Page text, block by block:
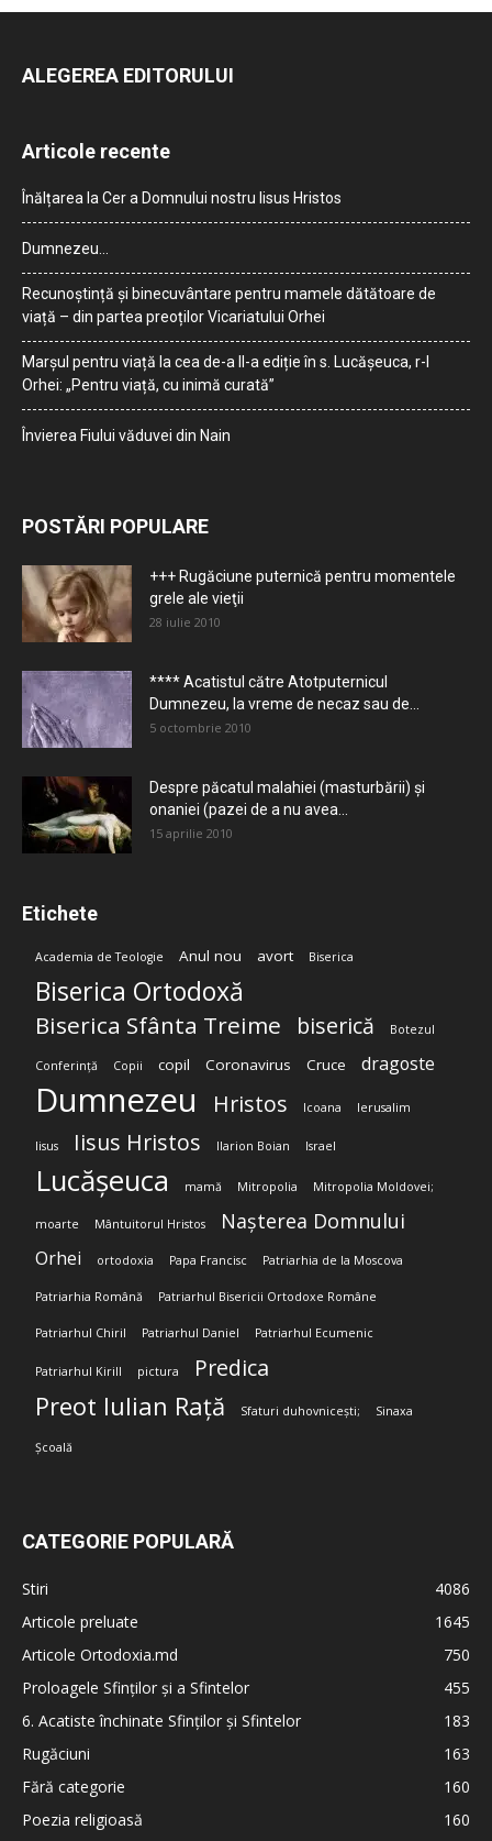
ALEGEREA EDITORULUI
Articole recente
Înălțarea la Cer a Domnului nostru Iisus Hristos
Dumnezeu…
Recunoștință și binecuvântare pentru mamele dătătoare de
viață – din partea preoților Vicariatului Orhei
Marșul pentru viață la cea de-a II-a ediție în s. Lucășeuca, r-l
Orhei: „Pentru viață, cu inimă curată”
Învierea Fiului văduvei din Nain
POSTĂRI POPULARE
+++ Rugăciune puternică pentru momentele
grele ale vieţii
28 iulie 2010
**** Acatistul către Atotputernicul
Dumnezeu, la vreme de necaz sau de...
5 octombrie 2010
Despre păcatul malahiei (masturbării) şi
onaniei (pazei de a nu avea...
15 aprilie 2010
Etichete
Academia de Teologie Anul nou avort Biserica
Biserica Ortodoxă
Biserica Sfânta Treime biserică Botezul
Conferință Copii copil Coronavirus Cruce dragoste
Dumnezeu Hristos Icoana Ierusalim
Iisus Iisus Hristos Ilarion Boian Israel
Lucășeuca mamă Mitropolia Mitropolia Moldovei;
moarte Mântuitorul Hristos Nașterea Domnului
Orhei ortodoxia Papa Francisc Patriarhia de la Moscova
Patriarhia Română Patriarhul Bisericii Ortodoxe Române
Patriarhul Chiril Patriarhul Daniel Patriarhul Ecumenic
Patriarhul Kirill pictura Predica
Preot Iulian Rață Sfaturi duhovnicești; Sinaxa
Școală
CATEGORIE POPULARĂ
Stiri
4086
Articole preluate
1645
Articole Ortodoxia.md
750
Proloagele Sfinților și a Sfintelor
455
6. Acatiste închinate Sfinților și Sfintelor
183
Rugăciuni
163
Fără categorie
160
Poezia religioasă
160